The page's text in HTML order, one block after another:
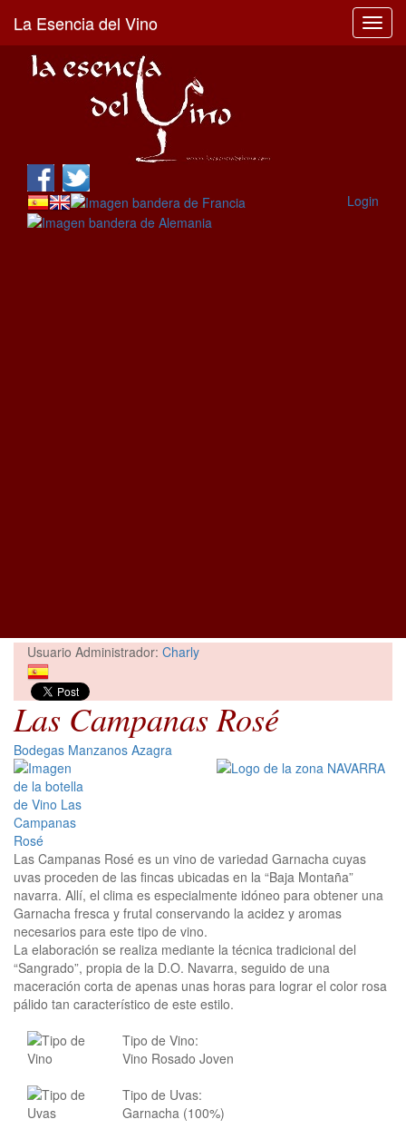
La Esencia del Vino
Login
Usuario Administrador: Charly
Las Campanas Rosé
Bodegas Manzanos Azagra
Las Campanas Rosé es un vino de variedad Garnacha cuyas
uvas proceden de las fincas ubicadas en la “Baja Montaña”
navarra. Allí, el clima es especialmente idóneo para obtener una
Garnacha fresca y frutal conservando la acidez y aromas
necesarios para este tipo de vino.
La elaboración se realiza mediante la técnica tradicional del
“Sangrado”, propia de la D.O. Navarra, seguido de una
maceración corta de apenas unas horas para lograr el color rosa
pálido tan característico de este estilo.
Tipo de Vino:
Vino Rosado Joven
Tipo de Uvas:
Garnacha (100%)